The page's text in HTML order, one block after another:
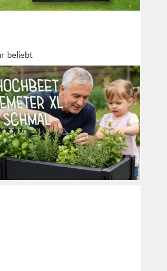
beliebt
Demeter XL - schmal,
IN GERMANY BxTxH:
cm
(30)
€
- in 4-5 Werktagen bei dir